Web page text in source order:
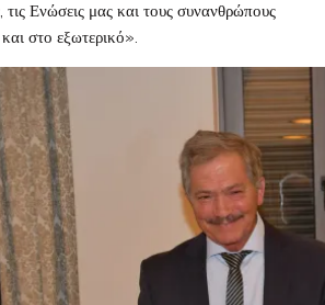
Ενώσεις μας και τους συνανθρώπους
στο εξωτερικό».